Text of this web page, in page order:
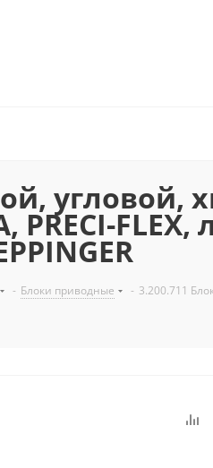
угловой,
PRECI-
- Блоки приводные - 3.200.711